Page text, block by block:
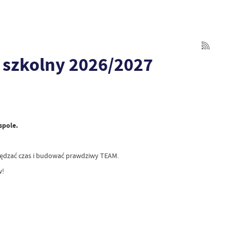
2026/2027
czas i budować prawdziwy TEAM.